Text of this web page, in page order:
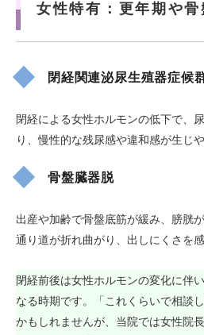
女性特有：更年期や
閉経関連泌尿生殖器症候
閉経による女性ホルモンの低下で、
り、慢性的な残尿感や違和感が生じ
骨盤臓器脱
出産や加齢で骨盤底筋が緩み、膀胱
通り道が折れ曲がり、出しにくさを
閉経前後は女性ホルモンの変化に伴
なる時期です。「これくらいで相談
かもしれませんが、当院では女性院